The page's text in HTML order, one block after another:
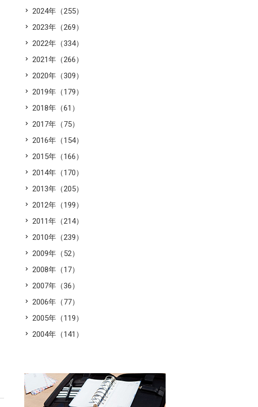
2024年（255）
2023年（269）
2022年（334）
2021年（266）
2020年（309）
2019年（179）
2018年（61）
2017年（75）
2016年（154）
2015年（166）
2014年（170）
2013年（205）
2012年（199）
2011年（214）
2010年（239）
2009年（52）
2008年（17）
2007年（36）
2006年（77）
2005年（119）
2004年（141）